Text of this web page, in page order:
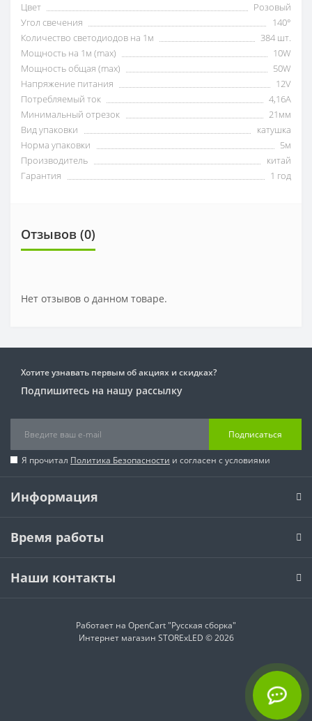
Цвет
Розовый
Угол свечения
140°
Количество светодиодов на 1м
384 шт.
Мощность на 1м (max)
10W
Мощность общая (max)
50W
Напряжение питания
12V
Потребляемый ток
4,16А
Минимальный отрезок
21мм
Вид упаковки
катушка
Норма упаковки
5м
Производитель
китай
Гарантия
1 год
Отзывов (0)
Нет отзывов о данном товаре.
Хотите узнавать первым об акциях и скидках?
Подпишитесь на нашу рассылку
Подписаться
Я прочитал Политика Безопасности и согласен с условиями
Информация
Время работы
Наши контакты
Работает на OpenCart "Русская сборка"
Интернет магазин STORExLED © 2026